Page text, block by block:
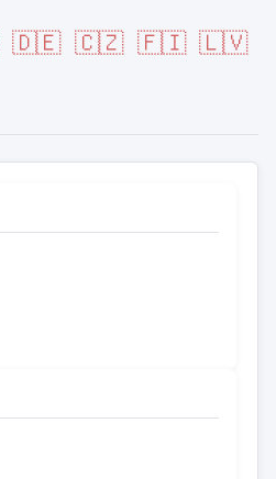
🇩🇪 🇨🇿 🇫🇮 🇱🇻